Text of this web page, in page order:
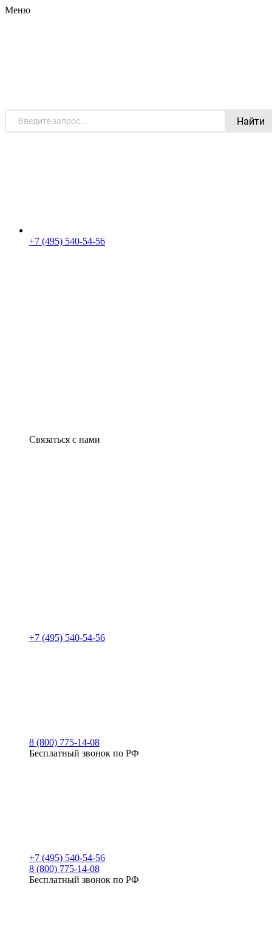
Меню
Найти
+7 (495) 540-54-56
Связаться с нами
+7 (495) 540-54-56
8 (800) 775-14-08
Бесплатный звонок по РФ
+7 (495) 540-54-56
8 (800) 775-14-08
Бесплатный звонок по РФ